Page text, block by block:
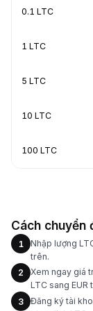
0.1 LTC
1 LTC
5 LTC
10 LTC
100 LTC
Cách chuyển
1
Nhập lượng
trên.
2
Xem ngay giá
LTC sang EUR
3
Đăng ký tài